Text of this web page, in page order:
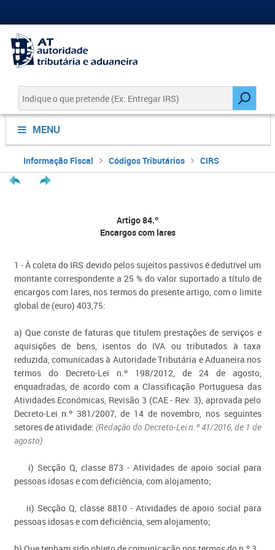
MENU
Informação Fiscal Códigos Tributários CIRS
Artigo 84.º
Encargos com lares
1 - À coleta do IRS devido pelos sujeitos passivos é dedutível um
montante correspondente a 25 % do valor suportado a título de
encargos com lares, nos termos do presente artigo, com o limite
global de (euro) 403,75:
a) Que conste de faturas que titulem prestações de serviços e
aquisições de bens, isentos do IVA ou tributados à taxa
reduzida, comunicadas à Autoridade Tributária e Aduaneira nos
termos do Decreto-Lei n.º 198/2012, de 24 de agosto,
enquadradas, de acordo com a Classificação Portuguesa das
Atividades Económicas, Revisão 3 (CAE - Rev. 3), aprovada pelo
Decreto-Lei n.º 381/2007, de 14 de novembro, nos seguintes
setores de atividade: (Redação do Decreto-Lei n.º 41/2016, de 1 de
agosto)
i) Secção Q, classe 873 - Atividades de apoio social para
pessoas idosas e com deficiência, com alojamento;
ii) Secção Q, classe 8810 - Atividades de apoio social para
pessoas idosas e com deficiência, sem alojamento;